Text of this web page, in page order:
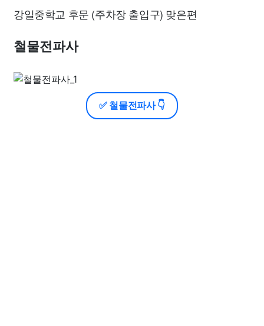
강일중학교 후문 (주차장 출입구) 맞은편
철물전파사
✅ 철물전파사 👇